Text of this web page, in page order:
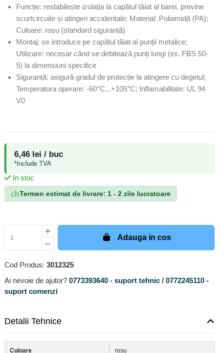
Funcție: restabilește izolația la capătul tăiat al barei, previne
scurtcircuite și atingeri accidentale; Material: Poliamidă (PA);
Culoare: roșu (standard siguranță)
Montaj: se introduce pe capătul tăiat al punții metalice;
Utilizare: necesar când se debitează punți lungi (ex. FBS 50-
5) la dimensiuni specifice
Siguranță: asigură gradul de protecție la atingere cu degetul;
Temperatura operare: -60°C...+105°C; Inflamabilitate: UL 94
V0
Adauga in cos
6,46 lei / buc
*Include TVA
In stoc
check_circle
Termen estimat de livrare: 1 - 2 zile lucratoare
Cod Produs: 3012325
Ai nevoie de ajutor? 0773393640 - suport tehnic / 0772245110 -
suport comenzi
Detalii Tehnice
Culoare roșu